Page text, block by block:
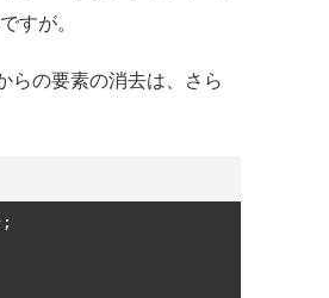
すが。
らの要素の消去は、さら